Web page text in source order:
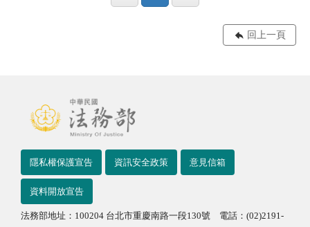
回上一頁
隱私權保護宣告 資訊安全政策 意見信箱
資料開放宣告
法務部地址：100204 台北市重慶南路一段130號 電話：(02)2191-